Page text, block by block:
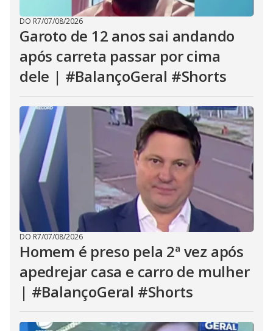
DO R7/07/08/2026
Garoto de 12 anos sai andando
após carreta passar por cima
dele | #BalançoGeral #Shorts
DO R7/07/08/2026
Homem é preso pela 2ª vez após
apedrejar casa e carro de mulher
| #BalançoGeral #Shorts